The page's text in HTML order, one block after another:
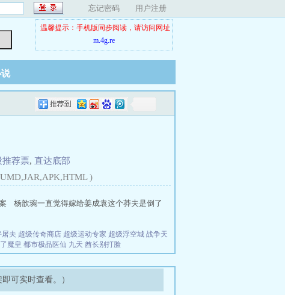
忘记密码 用户注册
温馨提示：手机版同步阅读，请访问网址
m.4g.re
推荐票, 直达底部
)
杨歆琬一直觉得嫁给姜成袁这个莽夫是倒了
屠夫 超级传奇商店 超级运动专家 超级浮空城 战争天
魔皇 都市极品医仙 九天 酋长别打脸
可实时查看。）